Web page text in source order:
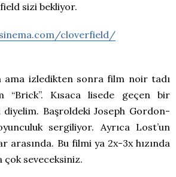
sizi bekliyor.
cloverfield/
ama izledikten sonra film noir tadı
“Brick”. Kısaca lisede geçen bir
diyelim. Başroldeki Joseph Gordon-
sergiliyor. Ayrıca Lost’un
arasında. Bu filmi ya 2x-3x hızında
çok seveceksiniz.